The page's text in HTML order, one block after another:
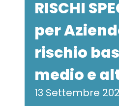
RISCHI
per
rischio
medio e
13 Settembre